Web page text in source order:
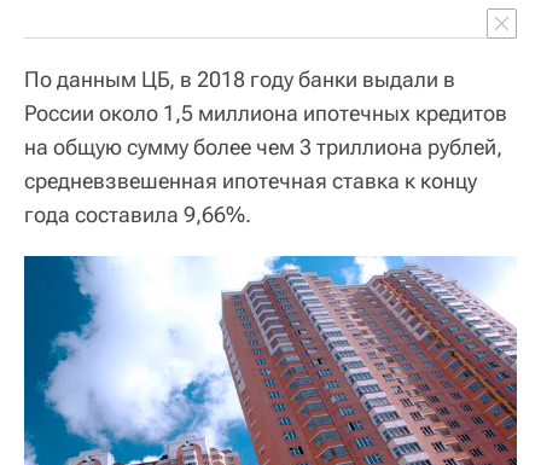
По данным ЦБ, в 2018 году банки выдали в
России около 1,5 миллиона ипотечных кредитов
на общую сумму более чем 3 триллиона рублей,
средневзвешенная ипотечная ставка к концу
года составила 9,66%.